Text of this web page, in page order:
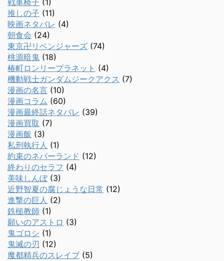
戦車椅子 (1)
推しの子 (11)
映画ネタバレ (4)
朝食会 (24)
東京卍リベンジャーズ (74)
桃源暗鬼 (18)
椿町ロンリープラネット (4)
機動戦士ガンダムジークアクス (7)
漫画の名言 (10)
漫画コラム (60)
漫画最終話ネタバレ (39)
漫画買取 (7)
漫画飯 (3)
私刑執行人 (1)
約束のネバーランド (12)
終わりのセラフ (4)
美味しんぼ(3)
近野智夏の腐じょうな日常 (12)
進撃の巨人 (2)
鉄槌教師 (1)
願いのアストロ (3)
鬼ゴロシ (1)
鬼滅の刃 (12)
魔都精兵のスレイブ (5)